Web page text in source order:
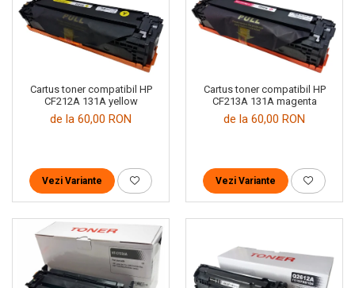
Cartus toner compatibil HP
CF212A 131A yellow
de la 60,00 RON
Vezi Variante
Cartus toner compatibil HP
CF213A 131A magenta
de la 60,00 RON
Vezi Variante